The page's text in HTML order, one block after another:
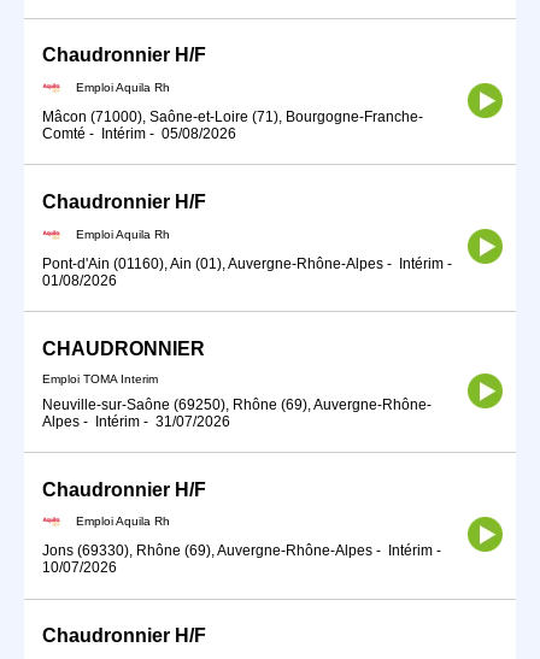
Chaudronnier H/F
Emploi Aquila Rh
Mâcon (71000), Saône-et-Loire (71), Bourgogne-Franche-
Comté - Intérim - 05/08/2026
Chaudronnier H/F
Emploi Aquila Rh
Pont-d'Ain (01160), Ain (01), Auvergne-Rhône-Alpes - Intérim -
01/08/2026
CHAUDRONNIER
Emploi TOMA Interim
Neuville-sur-Saône (69250), Rhône (69), Auvergne-Rhône-
Alpes - Intérim - 31/07/2026
Chaudronnier H/F
Emploi Aquila Rh
Jons (69330), Rhône (69), Auvergne-Rhône-Alpes - Intérim -
10/07/2026
Chaudronnier H/F